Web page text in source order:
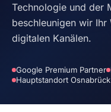
Technologie und der
beschleunigen wir Ihr
digitalen Kanälen.
Google Premium Partner
Hauptstandort Osnabrück